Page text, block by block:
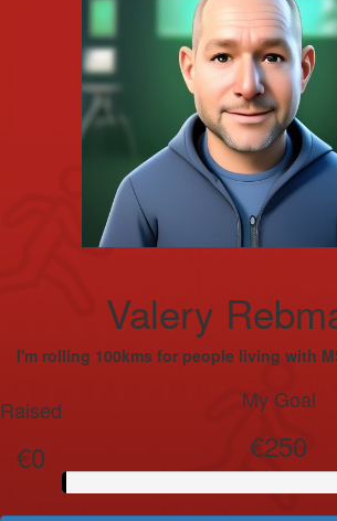
Valery
I'm rolling 100kms for people living with
Raised
€0
My Goal
€250